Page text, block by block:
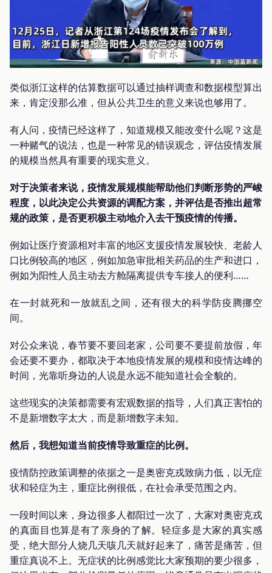
类似浙江这样的估算数据可以通过抽样调查和数据模型算出
来，肯定没那么准，但从公共卫生的意义来说也够用了。
有人问，疫情已经这样了，知道规模又能改变什么呢？这是
一种赌气的说法，也是一种常见的错误观念，评估疫情发展
的规模当然具有重要的现实意义。
对于决策者来说，疫情发展规模能帮助他们判断形势的严峻
程度，以此决定公共资源的调配方案，并评估是否推出超常
规的政策，是否更积极主动地介入去干预疫情的传播。
例如让医疗资源相对丰富的地区支援疫情发展较快、老龄人
口比例较高的地区，例如加急审批相关药品的生产和进口，
例如为阳性人员主动去方舱隔离提供专车接人的便利……
在一封就死和一放就乱之间，还有很大的科学防疫腾挪空
间。
对公众来说，春节要不要回老家，公司要不要提前放假，年
会还要不要办，都取决于本地疫情发展的规模和疫情达峰的
时间，光靠听身边的人说是永远不能知道社会全貌的。
这些现实的决策都需要有宏观数据的指导，人们真正害怕的
不是新增数字太大，而是新增数字未知。
然后，我想知道当前疫情导致重症的比例。
疫情防控政策调整的依据之一是奥密克戎致病力低，以无症
状和轻症为主，重症比例很低，在社会承受范围之内。
一段时间以来，身边很多人都阳过一次了，大家对奥密克戎
的真面目也算是有了亲身的了解。轻症多是大家的真实感
受，绝大部分人烧几天咳几天就好起来了，痛苦是痛苦，但
重症真说不上。无症状的比例感觉比大家预期的要少很多，